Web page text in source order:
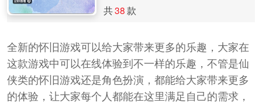
共38款
全新的怀旧游戏可以给大家带来更多的乐趣，大家在
这款游戏中可以在线体验到不一样的乐趣，不管是仙
侠类的怀旧游戏还是角色扮演，都能给大家带来更多
的体验，让大家每个人都能在这里满足自己的需求，